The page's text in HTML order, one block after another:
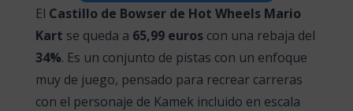
El Castillo de Bowser de Hot Wheels Mario
Kart se queda a 65,99 euroscon una rebaja del
34%. Es un conjunto de pistas con un enfoque
muy de juego, pensado para recrear carreras
con el personaje de Kamek incluido en escala